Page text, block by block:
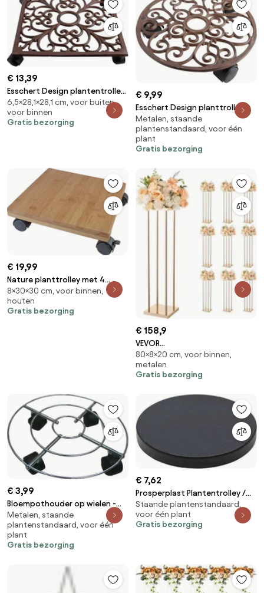
woonkamer- en
balkondecoratie, 62x28x160
cm
€ 13,39
Esschert Design plantentrolley
vierkant - LxBxH:
28,1x28,1x6,5cm
6,5×28,1×28,1 cm, voor buiten,
voor binnen
Gratis bezorging
€ 9,99
Esschert Design planttrolley
rond S
Metalen, staande
plantenstandaard, voor één
plant
Gratis bezorging
€ 19,99
Nature planttrolley met 4
wielen - 30 x 30 x H8cm
8×30×30 cm, voor binnen,
houten
Gratis bezorging
€ 158,9
VEVOR
Bruidsbloemenstandaard
200x200x800mm, 10 stuks.
Bloemenstandaards met
poten, plantenstandaards
voor bruiloften, feesten,
verjaardagen, thuis,
tafeldecoratiestandaard,
roségoud
80×8×20 cm, voor binnen,
metalen
Gratis bezorging
€ 3,99
Bloempothouder op wielen -
Diameter 31 cm
Metalen, staande
plantenstandaard, voor één
plant
Gratis bezorging
€ 7,62
Prosperplast Plantentrolley /
Multiroller - Antraciet - Ø 30 cm
- Tot 30 kg
Staande plantenstandaard,
voor één plant
Gratis bezorging